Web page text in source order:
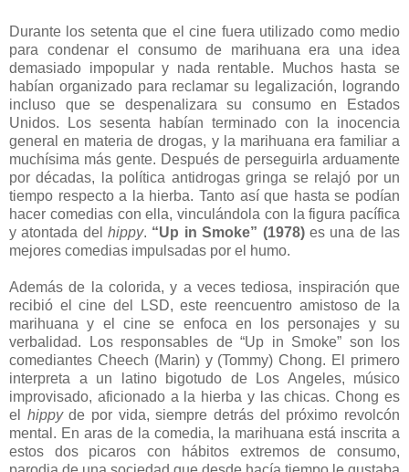
Durante los setenta que el cine fuera utilizado como medio
para condenar el consumo de marihuana era una idea
demasiado impopular y nada rentable. Muchos hasta se
habían organizado para reclamar su legalización, logrando
incluso que se despenalizara su consumo en Estados
Unidos. Los sesenta habían terminado con la inocencia
general en materia de drogas, y la marihuana era familiar a
muchísima más gente. Después de perseguirla arduamente
por décadas, la política antidrogas gringa se relajó por un
tiempo respecto a la hierba. Tanto así que hasta se podían
hacer comedias con ella, vinculándola con la figura pacífica
y atontada del hippy. “Up in Smoke” (1978)es una de las
mejores comedias impulsadas por el humo.
Además de la colorida, y a veces tediosa, inspiración que
recibió el cine del LSD, este reencuentro amistoso de la
marihuana y el cine se enfoca en los personajes y su
verbalidad. Los responsables de “Up in Smoke” son los
comediantes Cheech (Marin) y (Tommy) Chong. El primero
interpreta a un latino bigotudo de Los Angeles, músico
improvisado, aficionado a la hierba y las chicas. Chong es
el hippyde por vida, siempre detrás del próximo revolcón
mental. En aras de la comedia, la marihuana está inscrita a
estos dos picaros con hábitos extremos de consumo,